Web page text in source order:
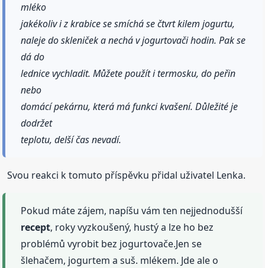
mléko
jakékoliv i z krabice se smíchá se čtvrt kilem jogurtu,
naleje do skleniček a nechá v jogurtovači hodin. Pak se
dá do
lednice vychladit. Můžete použít i termosku, do peřin
nebo
domácí pekárnu, která má funkci kvašení. Důležité je
dodržet
teplotu, delší čas nevadí.
Svou reakci k tomuto příspěvku přidal uživatel Lenka.
Pokud máte zájem, napíšu vám ten nejjednodušší
recept, roky vyzkoušený, hustý a lze ho bez
problémů vyrobit bez jogurtovače.Jen se
šlehačem, jogurtem a suš. mlékem. Jde ale o